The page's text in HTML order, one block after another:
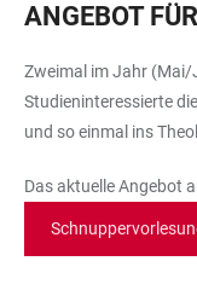
ANGEBOT
Zweimal im Jahr (Mai/
Studieninteressierte
und so einmal ins
Das aktuelle Angebot